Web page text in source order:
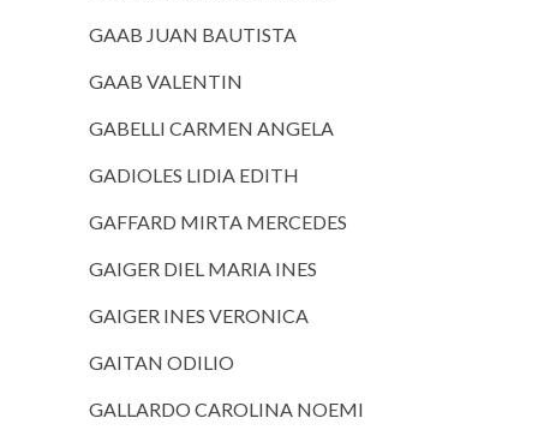
GAAB JUAN BAUTISTA
GAAB VALENTIN
GABELLI CARMEN ANGELA
GADIOLES LIDIA EDITH
GAFFARD MIRTA MERCEDES
GAIGER DIEL MARIA INES
GAIGER INES VERONICA
GAITAN ODILIO
GALLARDO CAROLINA NOEMI